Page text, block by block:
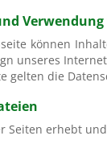
können
unseres
gelten die
Seiten erhebt